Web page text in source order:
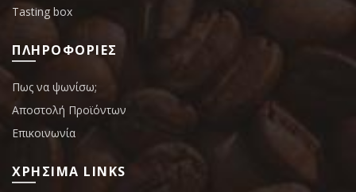
Tasting box
ΠΛΗΡΟΦΟΡΙΕΣ
Πως να ψωνίσω;
Αποστολή Προϊόντων
Επικοινωνία
ΧΡΗΣΙΜΑ LINKS